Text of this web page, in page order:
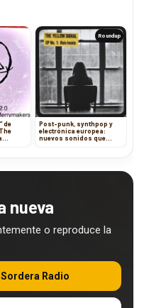
de
Roundup
Post-punk, synthpop y
electrónica europea:
nuevos sonidos que
nueva
o reproduce la
Radio